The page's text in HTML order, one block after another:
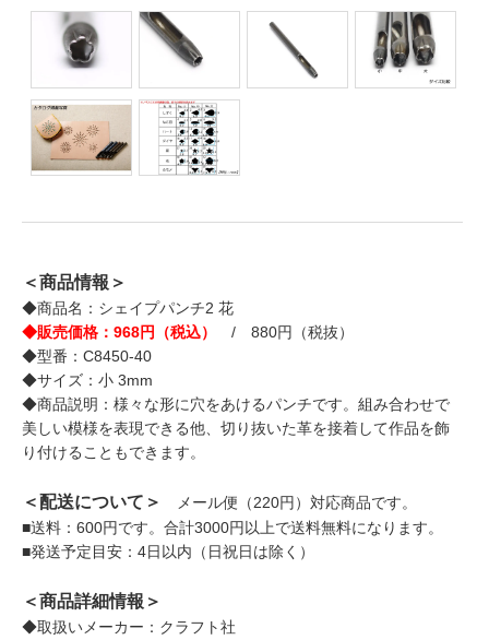
＜商品情報＞
◆商品名：シェイプパンチ2 花
◆販売価格：968円（税込）
/ 880円（税抜）
◆型番：C8450-40
◆サイズ：小 3mm
◆商品説明：様々な形に穴をあけるパンチです。組み合わせで
美しい模様を表現できる他、切り抜いた革を接着して作品を飾
り付けることもできます。
＜配送について＞
メール便（220円）対応商品です。
■送料：600円です。合計3000円以上で送料無料になります。
■発送予定目安：4日以内（日祝日は除く）
＜商品詳細情報＞
◆取扱いメーカー：クラフト社